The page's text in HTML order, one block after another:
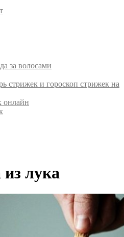
за волосами
стрижек и гороскоп стрижек на
онлайн
лука